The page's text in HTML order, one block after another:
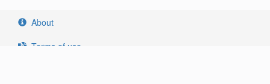
About
Terms of use